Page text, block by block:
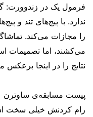
فرمول یک در زندوورت:
ندارد. با پیچ‌های تند و
را مجازات می‌کند.
می‌کشند، اما تصمیمات
نتایج را در اینجا برعکس
رام کردنش خیلی سخت